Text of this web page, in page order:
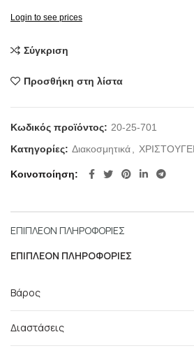
Login to see prices
Σύγκριση
Προσθήκη στη λίστα
Κωδικός προϊόντος: 20-25-701
Κατηγορίες: Διακοσμητικά
Κοινοποίηση
ΕΠΙΠΛΈΟΝ ΠΛΗΡΟΦΟΡΊΕΣ
ΕΠΙΠΛΈΟΝ ΠΛΗΡΟΦΟΡΊΕΣ
Βάρος
Διαστάσεις